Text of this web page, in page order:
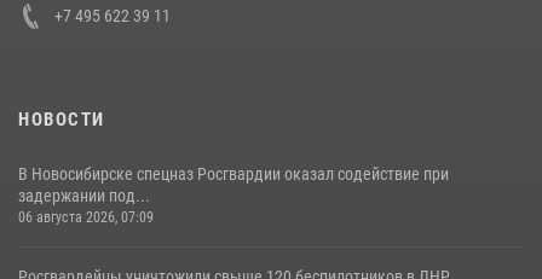
+7 495 622 39 11
НОВОСТИ
В Новосибирске спецназ Росгвардии оказал содействие при
задержании под...
06 августа 2026, 07:09